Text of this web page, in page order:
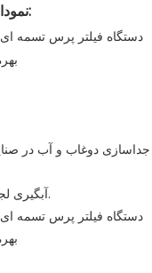
نمودار جریان تصفیه دستگاه فیلتر پرس تسمه‌ای:
۴. آبگیری لجن فاضلاب شهری، دفع زباله، صنایع تصفیه آب.